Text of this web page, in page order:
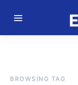
BROWSING TAG